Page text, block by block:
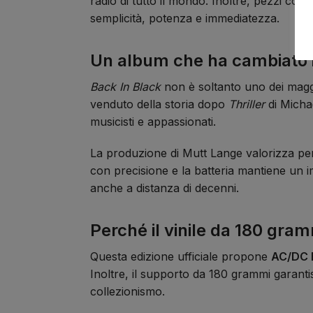
semplicità, potenza e immediatezza.
Un album che ha cambiato
Back In Blacknon è soltanto uno dei
venduto della storia dopo Thrillerdi
musicisti e appassionati.
La produzione di Mutt Lange valorizza
con precisione e la batteria mantiene un
anche a distanza di decenni.
Perché il vinile da 180
Questa edizione ufficiale propone AC/DC
Inoltre, il supporto da 180 grammi
collezionismo.